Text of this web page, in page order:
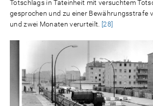
Totschlags in Tateinheit mit versuchtem
gesprochen und zu einer Bewährungsstrafe
und zwei Monaten verurteilt. [28]